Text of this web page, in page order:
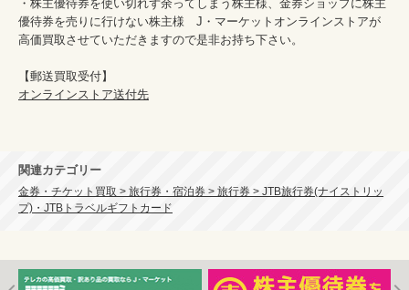
・株主優待券を使い切れず余ってしまう株主様、金券ショップに株主
優待券を売りに行けない株主様　J・マーケットオンラインストアが
高価買取させていただきますので是非お持ち下さい。
オンラインストア送付先
関連カテゴリー
金券・チケット買取 > 旅行券・宿泊券 > 旅行券 > JTB旅行券(ナイストリッ
プ)・JTBトラベルギフトカード